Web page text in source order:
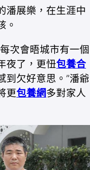
潘展樂，在生涯中
。
次會晤城市有一個
夜了，更忸包養合
到欠好意思。”潘爺
更包養網多對家人